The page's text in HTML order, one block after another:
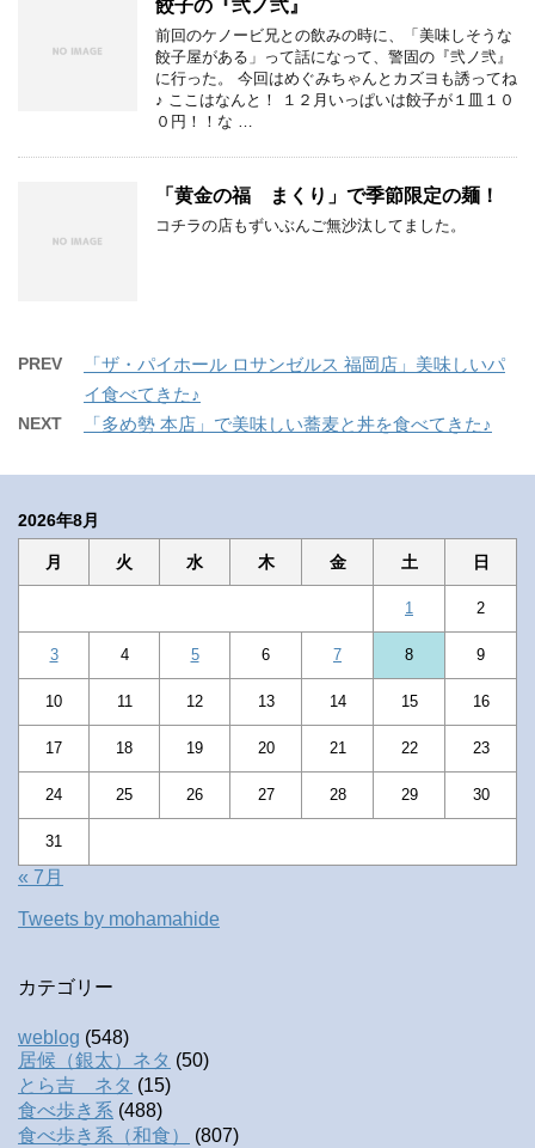
餃子の『弐ノ弐』
前回のケノービ兄との飲みの時に、「美味しそうな
餃子屋がある」って話になって、警固の『弐ノ弐』
に行った。 今回はめぐみちゃんとカズヨも誘ってね
♪ ここはなんと！ １２月いっぱいは餃子が１皿１０
０円！！な …
「黄金の福 まくり」で季節限定の麺！
コチラの店もずいぶんご無沙汰してました。
PREV
「ザ・パイホール ロサンゼルス 福岡店」美味しいパ
イ食べてきた♪
NEXT 「多め勢 本店」で美味しい蕎麦と丼を食べてきた♪
2026年8月
月 火 水 木 金 土 日
1 2
3 4 5 6 7 8 9
10 11 12 13 14 15 16
17 18 19 20 21 22 23
24 25 26 27 28 29 30
31
« 7月
Tweets by mohamahide
カテゴリー
weblog (548)
居候（銀太）ネタ (50)
とら吉 ネタ (15)
食べ歩き系 (488)
食べ歩き系（和食）
(807)